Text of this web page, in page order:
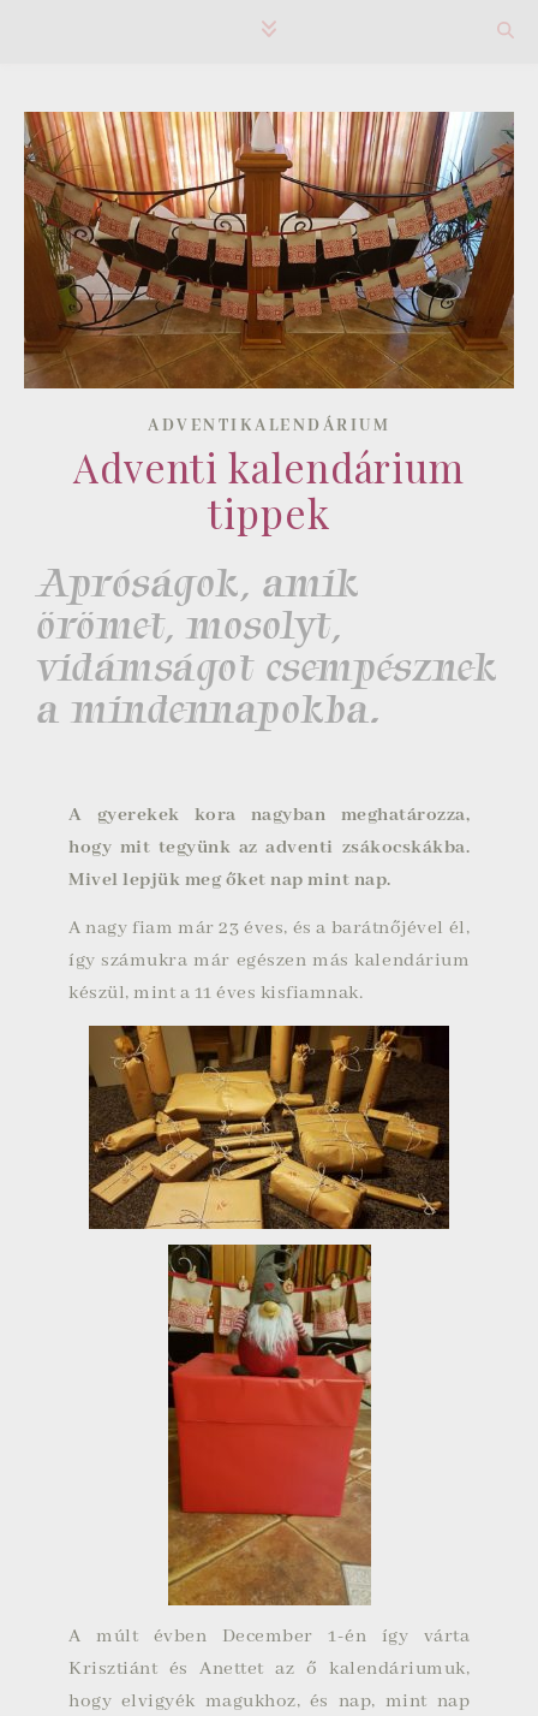
ADVENTIKALENDÁRIUM
Adventi kalendárium
tippek
Apróságok, amik
örömet, mosolyt,
vidámságot csempésznek
a mindennapokba.
A gyerekek kora nagyban meghatározza,
hogy mit tegyünk az adventi zsákocskákba.
Mivel lepjük meg őket nap mint nap.
A nagy fiam már 23 éves, és a barátnőjével él,
így számukra már egészen más kalendárium
készül, mint a 11 éves kisfiamnak.
A múlt évben December 1-én így várta
Krisztiánt és Anettet az ő kalendáriumuk,
hogy elvigyék magukhoz, és nap, mint nap